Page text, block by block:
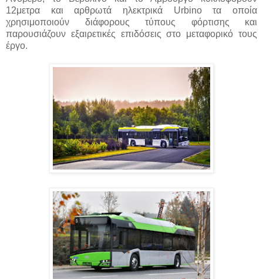
12μετρα και αρθρωτά ηλεκτρικά Urbino τα οποία
χρησιμοποιούν διάφορους τύπους φόρτισης και
παρουσιάζουν εξαιρετικές επιδόσεις στο μεταφορικό τους
έργο.